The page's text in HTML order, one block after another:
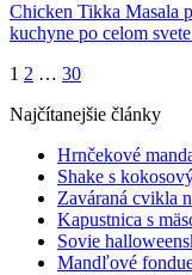
Chicken Tikka Masala
kuchyne po celom
1 2 … 30
Najčítanejšie články
Hrnčekové
Shake s
Zaváraná cvikla
Kapustnica s
Sovie
Mandľové